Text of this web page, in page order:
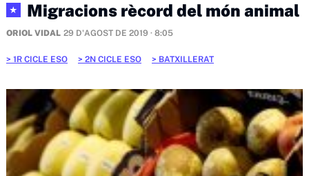
★ Migracions rècord del món animal
ORIOL VIDAL 29 D'AGOST DE 2019 · 8:05
1R CICLE ESO 2N CICLE ESO BATXILLERAT